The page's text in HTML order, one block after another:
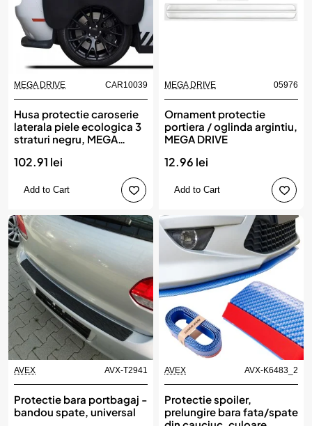
MEGA DRIVE CAR10039
Husa protectie caroserie
laterala piele ecologica 3
straturi negru, MEGA
102.91 lei
Add to Cart
MEGA DRIVE 05976
Ornament protectie
portiera / oglinda argintiu,
MEGA DRIVE
12.96 lei
Add to Cart
AVEX AVX-T2941
Protectie bara portbagaj -
bandou spate, universal
AVEX AVX-K6483_2
Protectie spoiler,
prelungire bara fata/spate